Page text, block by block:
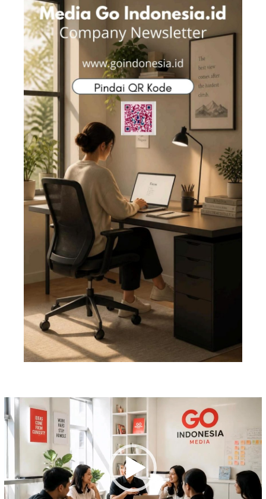
Pemutar
Video